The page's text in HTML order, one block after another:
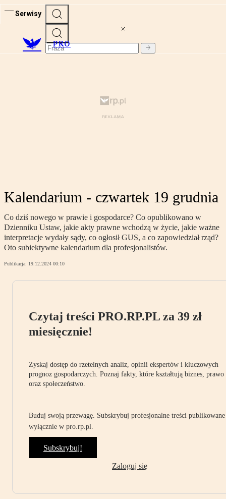
Serwisy
PRO
Kalendarium - czwartek 19 grudnia
Co dziś nowego w prawie i gospodarce? Co opublikowano w
Dzienniku Ustaw, jakie akty prawne wchodzą w życie, jakie ważne
interpretacje wydały sądy, co ogłosił GUS, a co zapowiedział rząd?
Oto subiektywne kalendarium dla profesjonalistów.
Publikacja: 19.12.2024 00:10
Czytaj treści PRO.RP.PL za 39 zł
miesięcznie!
Zyskaj dostęp do rzetelnych analiz, opinii ekspertów i kluczowych
prognoz gospodarczych. Poznaj fakty, które kształtują biznes, prawo
oraz społeczeństwo.
Buduj swoją przewagę. Subskrybuj profesjonalne treści publikowane
wyłącznie w pro.rp.pl.
Subskrybuj!
Zaloguj się